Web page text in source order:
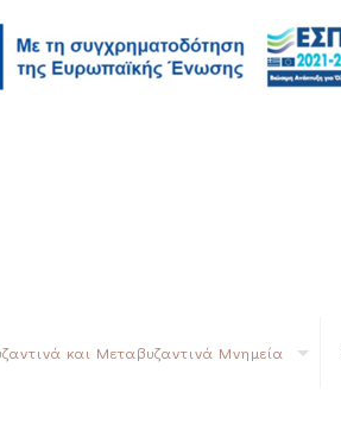
και Μεταβυζαντινά Μνημεία